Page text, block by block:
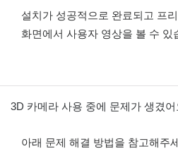
설치가 성공적으로 완료되고 프
화면에서 사용자 영상을 볼 수 있
3D 카메라 사용 중에 문제가 생겼어
아래 문제 해결 방법을 참고해주